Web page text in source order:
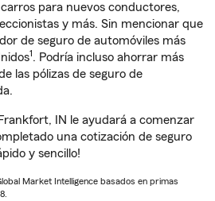
para nuevos conductores,
y más. Sin mencionar que
de seguro de automóviles más
1. Podría incluso ahorrar más
las pólizas de seguro de
IN le ayudará a comenzar
una cotización de seguro
y sencillo!
Market Intelligence basados en primas